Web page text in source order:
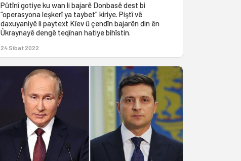
Pûtînî gotiye ku wan li bajarê Donbasê dest bi
“operasyona leşkerî ya taybet” kiriye. Piştî vê
daxuyaniyê li paytext Kîev û çendîn bajarên din ên
Ûkraynayê dengê teqînan hatiye bihîstin.
24 Sibat 2022